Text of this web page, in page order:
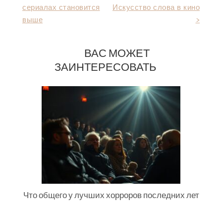
записям
сериалах становится
выше
Искусство слова в кино
>
ВАС МОЖЕТ
ЗАИНТЕРЕСОВАТЬ
Что общего у лучших хорроров последних лет